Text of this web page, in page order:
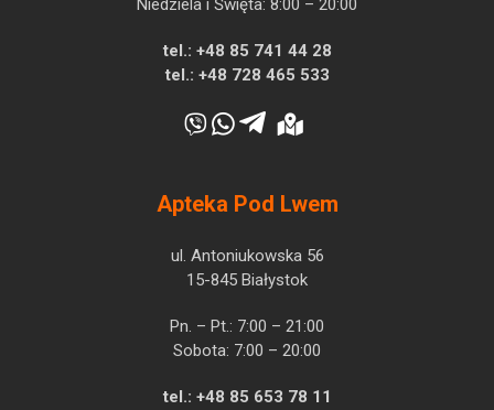
Niedziela i Święta: 8:00 – 20:00
tel.: +48 85 741 44 28
tel.: +48 728 465 533
Apteka Pod Lwem
ul. Antoniukowska 56
15-845 Białystok
Pn. – Pt.: 7:00 – 21:00
Sobota: 7:00 – 20:00
tel.: +48 85 653 78 11